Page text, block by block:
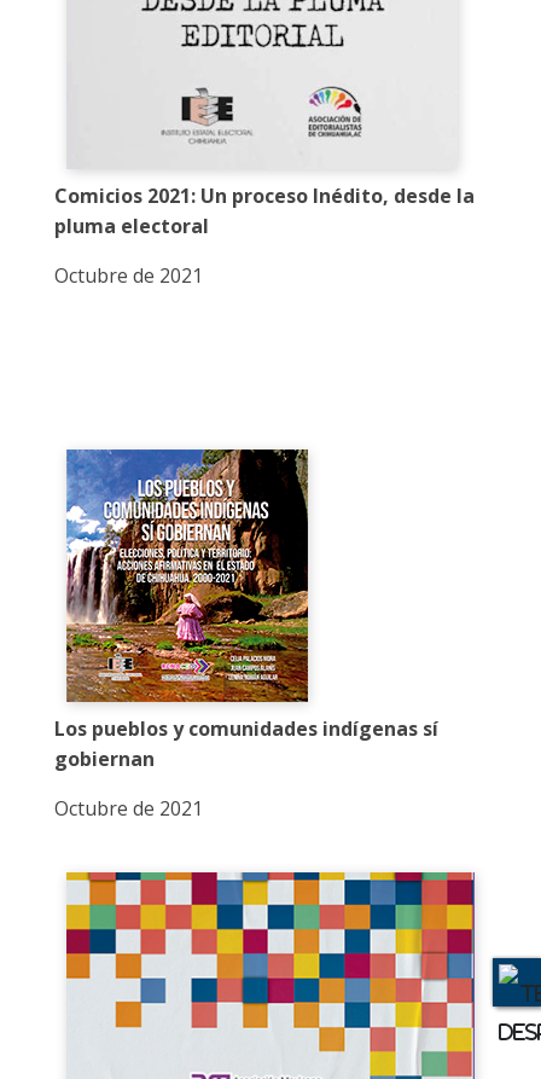
Comicios 2021: Un proceso Inédito, desde la
pluma electoral
Octubre de 2021
Los pueblos y comunidades indígenas sí
gobiernan
Octubre de 2021